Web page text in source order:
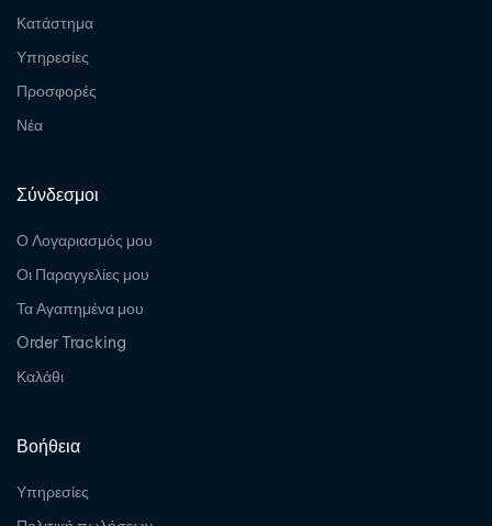
Κατάστημα
Υπηρεσίες
Προσφορές
Νέα
Σύνδεσμοι
Ο Λογαριασμός μου
Οι Παραγγελίες μου
Τα Αγαπημένα μου
Order Tracking
Καλάθι
Βοήθεια
Υπηρεσίες